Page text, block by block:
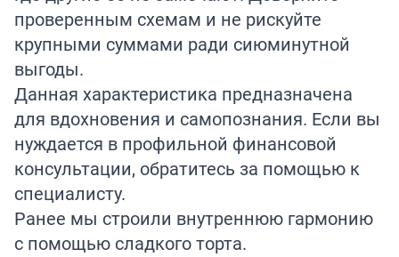
проверенным схемам и не рискуйте
крупными суммами ради сиюминутной
выгоды.
Данная характеристика предназначена
для вдохновения и самопознания. Если вы
нуждается в профильной финансовой
консультации, обратитесь за помощью к
специалисту.
Ранее мы строили внутреннюю гармонию
с помощью сладкоготорта.